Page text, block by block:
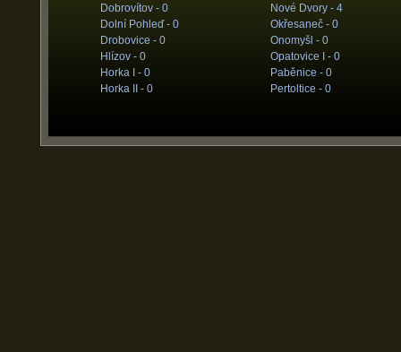
Dobrovítov - 0
Dolní Pohleď - 0
Drobovice - 0
Hlízov - 0
Horka I - 0
Horka II - 0
Nové Dvory - 4
Okřesaneč - 0
Onomyšl - 0
Opatovice I - 0
Paběnice - 0
Pertoltice - 0